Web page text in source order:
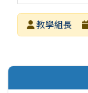
發布者
教學組長
左邊區域內容